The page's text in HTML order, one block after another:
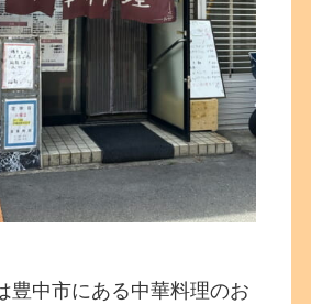
豊中市にある中華料理のお